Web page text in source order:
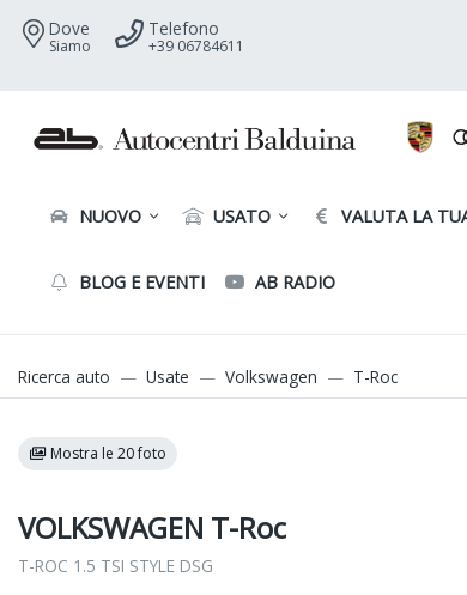
Dove
Siamo
Telefono
+39 06784611
NUOVO USATO VALUTA LA
BLOG E EVENTI AB RADIO
Ricerca auto Usate Volkswagen T-Roc
Mostra le 20 foto
VOLKSWAGEN T-Roc
T-ROC 1.5 TSI STYLE DSG